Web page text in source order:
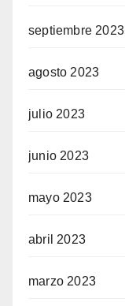
septiembre 2023
agosto 2023
julio 2023
junio 2023
mayo 2023
abril 2023
marzo 2023